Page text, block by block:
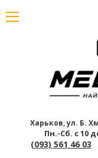
Харьков, ул. Б.
Пн.-Сб. с 10
(093) 561 46 03